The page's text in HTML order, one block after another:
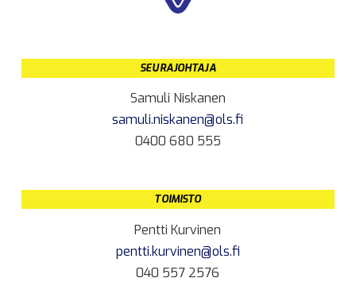
SEURAJOHTAJA
Samuli Niskanen
samuli.niskanen@ols.fi
0400 680 555
TOIMISTO
Pentti Kurvinen
pentti.kurvinen@ols.fi
040 557 2576